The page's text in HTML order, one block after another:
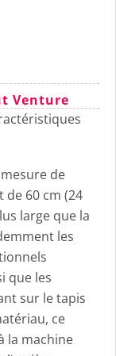
Venture
de
60 cm (24
large que la
les
que les
sur le tapis
ce
la machine